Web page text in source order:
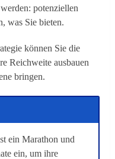
potenziellen
was Sie bieten.
können Sie die
Reichweite ausbauen
bringen.
ein Marathon und
ein, um ihre